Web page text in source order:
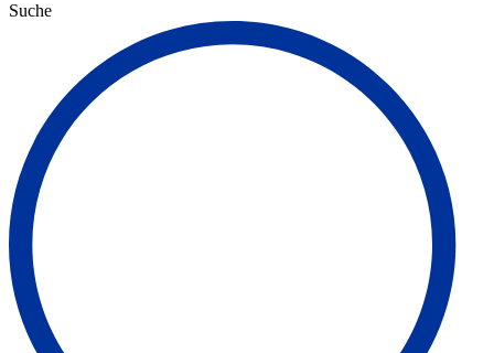
Suche